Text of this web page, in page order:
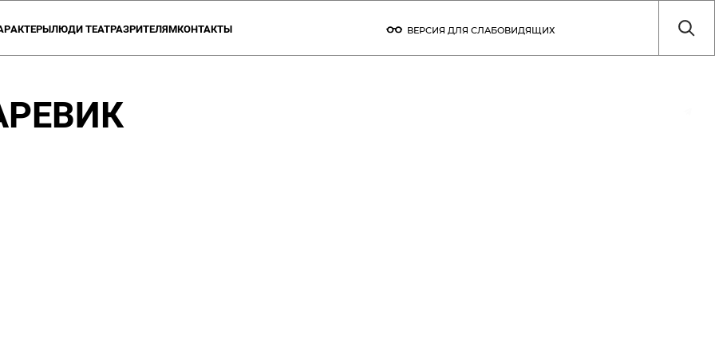
О ТЕАТРЕПРОЕКТЫУЧЕБНЫЕ СТУДИИВАКАНСИИПАРТНЕРЫДОКУМЕНТЫТЕХНИЧЕСКИЕ ПАРАМЕТРЫ
АКТЕРЫЛЮДИ ТЕАТРАЗРИТЕЛЯМ
АКЦИИ ТЕАТРА
КОНТАКТЫ ВЕРСИЯ ДЛЯ СЛАБОВИДЯЩИХ